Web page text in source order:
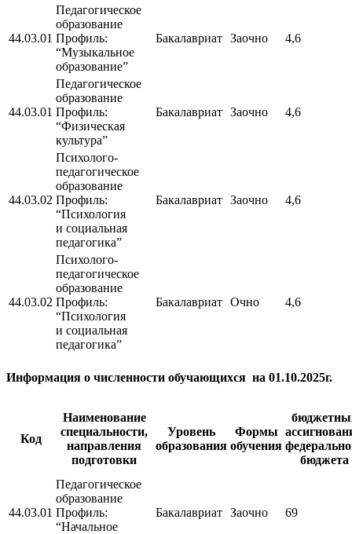
44.03.01
Педагогическое
образование
Профиль:
“Музыкальное
образование”
Бакалавриат Заочно 4,6
44.03.01
Педагогическое
образование
Профиль:
“Физическая
культура”
Бакалавриат Заочно 4,6
44.03.02
Психолого-
педагогическое
образование
Профиль:
“Психология
и социальная
педагогика”
Бакалавриат Заочно 4,6
44.03.02
Психолого-
педагогическое
образование
Профиль:
“Психология
и социальная
педагогика”
Бакалавриат Очно 4,6
Информация о численности обучающихся на 01.10.2025г.
Код
Наименование
специальности,
направления
подготовки
Уровень
образования
Формы
обучения
бюджета
44.03.01
Педагогическое
образование
Профиль:
“Начальное
Бакалавриат Заочно 69